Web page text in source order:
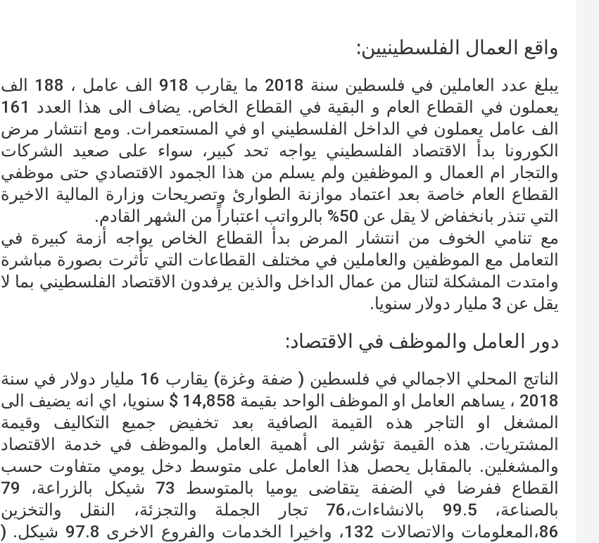
واقع العمال الفلسطينيين:
يبلغ عدد العاملين في فلسطين سنة 2018 ما يقارب 918 الف عامل ، 188 الف
يعملون في القطاع العام و البقية في القطاع الخاص. يضاف الى هذا العدد 161
الف عامل يعملون في الداخل الفلسطيني او في المستعمرات. ومع انتشار مرض
الكورونا بدأ الاقتصاد الفلسطيني يواجه تحد كبير، سواء على صعيد الشركات
والتجار ام العمال و الموظفين ولم يسلم من هذا الجمود الاقتصادي حتى موظفي
القطاع العام خاصة بعد اعتماد موازنة الطوارئ وتصريحات وزارة المالية الاخيرة
التي تنذر بانخفاض لا يقل عن 50% بالرواتب اعتباراً من الشهر القادم.
مع تنامي الخوف من انتشار المرض بدأ القطاع الخاص يواجه أزمة كبيرة في
التعامل مع الموظفين والعاملين في مختلف القطاعات التي تأثرت بصورة مباشرة
وامتدت المشكلة لتنال من عمال الداخل والذين يرفدون الاقتصاد الفلسطيني بما لا
يقل عن 3 مليار دولار سنويا.
دور العامل والموظف في الاقتصاد:
الناتج المحلي الاجمالي في فلسطين ( ضفة وغزة) يقارب 16 مليار دولار في سنة
2018 ، يساهم العامل او الموظف الواحد بقيمة 14,858 $ سنويا، اي انه يضيف الى
المشغل او التاجر هذه القيمة الصافية بعد تخفيض جميع التكاليف وقيمة
المشتريات. هذه القيمة تؤشر الى أهمية العامل والموظف في خدمة الاقتصاد
والمشغلين. بالمقابل يحصل هذا العامل على متوسط دخل يومي متفاوت حسب
القطاع ففرضا في الضفة يتقاضى يوميا بالمتوسط 73 شيكل بالزراعة، 79
بالصناعة، 99.5 بالانشاءات،76 تجار الجملة والتجزئة، النقل والتخزين
86،المعلومات والاتصالات 132، واخيرا الخدمات والفروع الاخرى 97.8 شيكل. (